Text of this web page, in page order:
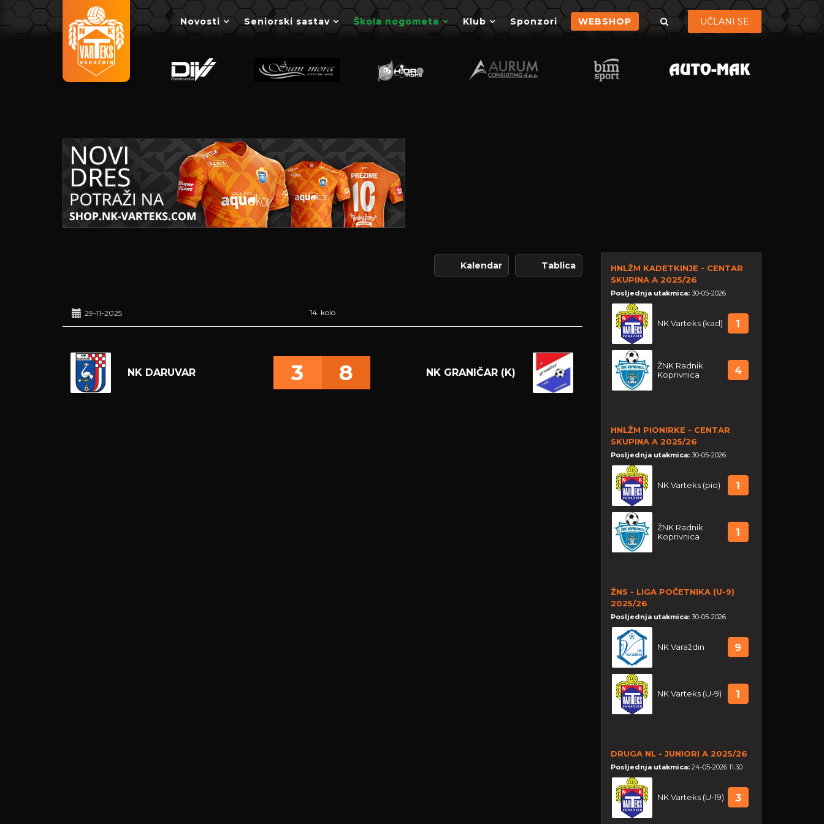
Novosti Seniorski sastav Škola nogometa Klub Sponzori WEBSHOP UČLANI SE
Kalendar Tablica
29-11-2025 14. kolo
NK DARUVAR NK GRANIČAR (K)
3 8
HNLŽM KADETKINJE - CENTAR
SKUPINA A 2025/26
Posljednja utakmica: 30-05-2026
NK Varteks (kad) 1
ŽNK Radnik
Koprivnica
4
HNLŽM PIONIRKE - CENTAR
SKUPINA A 2025/26
Posljednja utakmica: 30-05-2026
NK Varteks (pio) 1
ŽNK Radnik
Koprivnica
1
ŽNS - LIGA POČETNIKA (U-9)
2025/26
Posljednja utakmica: 30-05-2026
NK Varaždin 9
NK Varteks (U-9) 1
DRUGA NL - JUNIORI A 2025/26
Posljednja utakmica: 24-05-2026 11:30
NK Varteks (U-19) 3